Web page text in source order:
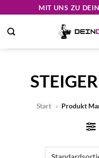
springen
MIT UNS ZU
Start » Produkt